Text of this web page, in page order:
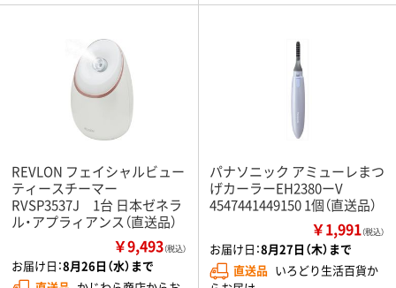
REVLON フェイシャルビュー
ティースチーマー
RVSP3537J 1台 日本ゼネラ
ル・アプラィアンス（直送品）
￥9,493（税込）
お届け日：8月26日（水）まで
パナソニック アミューレまつ
げカーラーEH2380ーV
4547441449150 1個（直送品）
￥1,991（税込）
お届け日：8月27日（木）まで
直送品 いろどり生活百貨か